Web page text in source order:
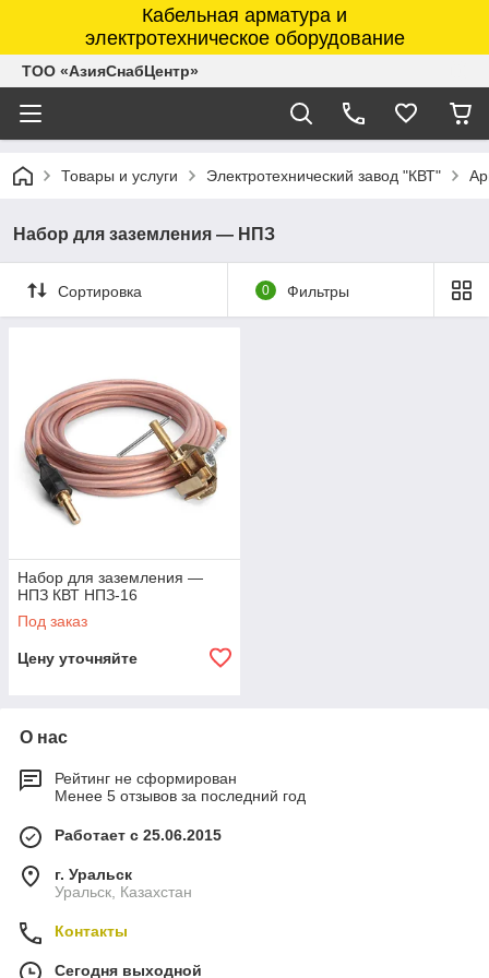
Кабельная арматура и
электротехническое оборудование
ТОО «АзияСнабЦентр»
Товары и услуги Электротехнический завод "КВТ"
Набор для заземления — НПЗ
Сортировка 0 Фильтры
Набор для заземления —
НПЗ КВТ НПЗ-16
Под заказ
Цену уточняйте
О нас
Рейтинг не сформирован
Менее 5 отзывов за последний год
Работает с 25.06.2015
г. Уральск
Уральск, Казахстан
Контакты
Сегодня выходной